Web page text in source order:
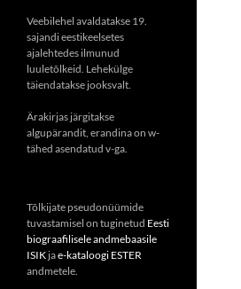
Veebilehel avaldatakse 19.
sajandi eestikeelsetes
ajalehtedes ilmunud
luuletõlkeid. Lehekülge
täiendatakse jooksvalt.
Ärakirjas järgitakse
algupärandit, erandina on w-
tähed asendatud v-ga.
Tõlkijate pseudonüümide
tuvastamisel on tuginetud Eesti
biograafilisele andmebaasile
ISIK jae-kataloogi ESTER
andmetele.